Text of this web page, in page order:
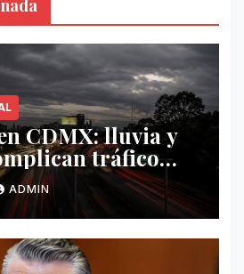
CDMX: lluvia y
tráfico
ADMIN